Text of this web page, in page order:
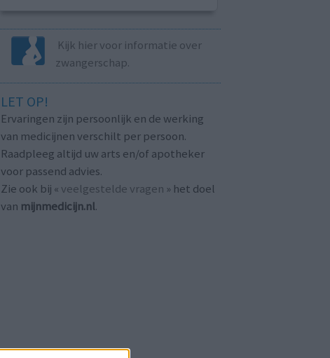
Kijk hier voor informatie over
zwangerschap.
LET OP!
Ervaringen zijn persoonlijk en de werking
van medicijnen verschilt per persoon.
Raadpleeg altijd uw arts en/of apotheker
voor passend advies.
Zie ook bij « veelgestelde vragen » het doel
van mijnmedicijn.nl.